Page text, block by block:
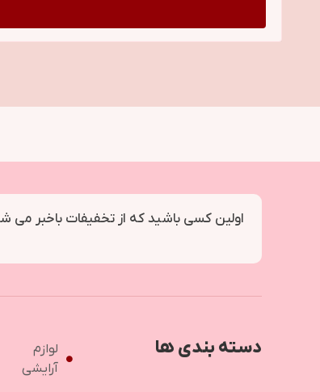
اولین کسی باشید که از تخفیفات باخبر می
دسته بندی ها
لوازم
آرایشی